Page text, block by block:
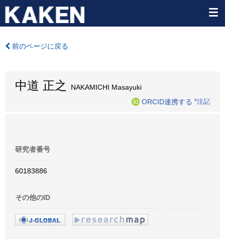
前のページに戻る
中道 正之
NAKAMICHI Masayuki
ORCID連携する *注記
研究者番号
60183886
その他のID